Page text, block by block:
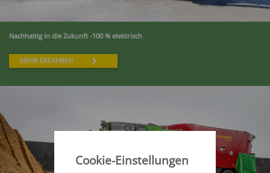
Cookie-Einstellungen
Nachhaltig in die Zukunft -100 % elektrisch
MEHR ERFAHREN